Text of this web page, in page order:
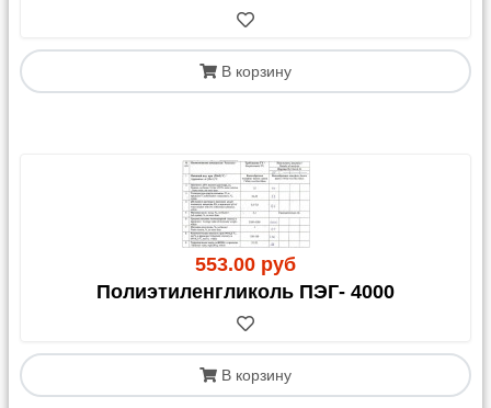
В корзину
553.00 руб
Полиэтиленгликоль ПЭГ- 4000
В корзину